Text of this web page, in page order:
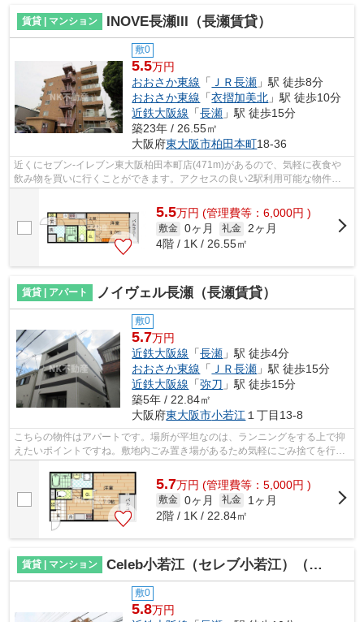
賃貸 | マンション INOVE長瀬III（長瀬賃貸）
敷0
5.5万円
おおさか東線 「 ＪＲ長瀬 」駅 徒歩8分
おおさか東線 「衣摺加美北 」駅 徒歩10分
近鉄大阪線 「長瀬 」駅 徒歩15分
築23年 / 26.55㎡
大阪府東大阪市柏田本町18-36
近くにセブン-イレブン東大阪柏田本町店(471m)があるので、気軽に夜食や
飲み物を買いに行くことができます。アクセスの良い2駅利用可能な物件と
5.5万円 (管理費等：6,000円 )
敷金 0ヶ月 礼金
2ヶ月
4階 / 1K / 26.55㎡
賃貸 | アパート ノイヴェル長瀬（長瀬賃貸）
敷0
5.7万円
近鉄大阪線 「長瀬 」駅 徒歩4分
おおさか東線 「 ＪＲ長瀬 」駅 徒歩15分
近鉄大阪線 「弥刀 」駅 徒歩15分
築5年 / 22.84㎡
大阪府東大阪市小若江１丁目13-8
こちらの物件はアパートです。場所が平坦なのは、ランニングをする上で抑
えたいポイントですね。敷地内ごみ置き場があるため気軽にごみ捨てを行う
5.7万円 (管理費等：5,000円 )
敷金 0ヶ月 礼金
1ヶ月
2階 / 1K / 22.84㎡
賃貸 | マンション Celeb小若江（セレブ小若江）（長瀬賃貸）
敷0
5.8万円